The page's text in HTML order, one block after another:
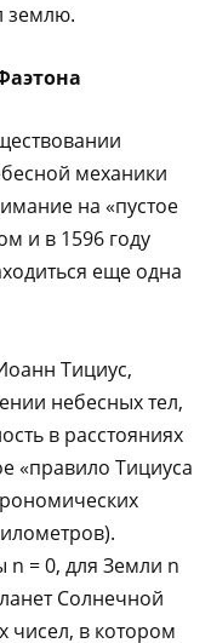
землю.
механики
на «пустое
и в 1596 году
еще одна
Тициус,
небесных тел,
в расстояниях
«правило Тициуса
n = 0, для Земли n
Солнечной
чисел, в котором